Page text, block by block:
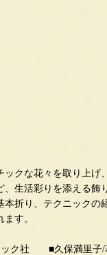
ックな花々を取り上げ
、生活彩りを添える飾
本折り、テクニックの
す。
ック社 ■久保満里子/